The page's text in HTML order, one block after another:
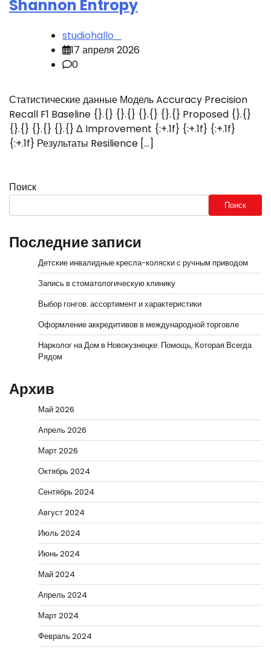
Shannon Entropy
studiohallo_
17 апреля 2026
0
Статистические данные Модель Accuracy Precision
Recall F1 Baseline {}.{} {}.{} {}.{} {}.{} Proposed {}.{}
{}.{} {}.{} {}.{} Δ Improvement {:+.1f} {:+.1f} {:+.1f}
{:+.1f} Результаты Resilience […]
Поиск
Поиск
Последние записи
Детские инвалидные кресла-коляски с ручным приводом
Запись в стоматологическую клинику
Выбор гонгов: ассортимент и характеристики
Оформление аккредитивов в международной торговле
Нарколог на Дом в Новокузнецке: Помощь, Которая Всегда
Рядом
Архив
Май 2026
Апрель 2026
Март 2026
Октябрь 2024
Сентябрь 2024
Август 2024
Июль 2024
Июнь 2024
Май 2024
Апрель 2024
Март 2024
Февраль 2024